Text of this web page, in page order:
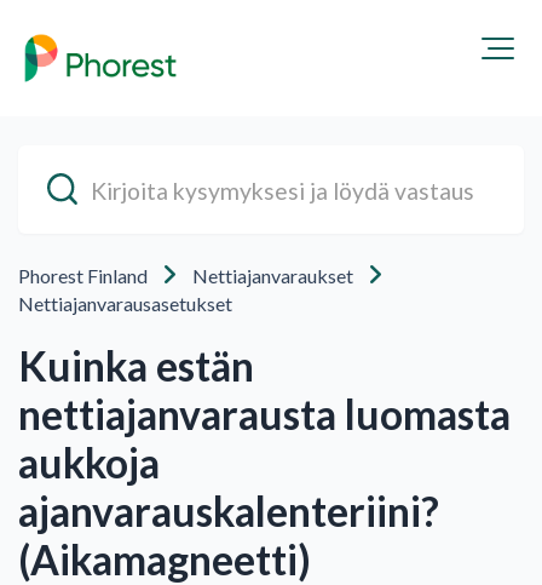
Phorest Finland
Nettiajanvaraukset
Nettiajanvarausasetukset
Kuinka estän
nettiajanvarausta luomasta
aukkoja
ajanvarauskalenteriini?
(Aikamagneetti)